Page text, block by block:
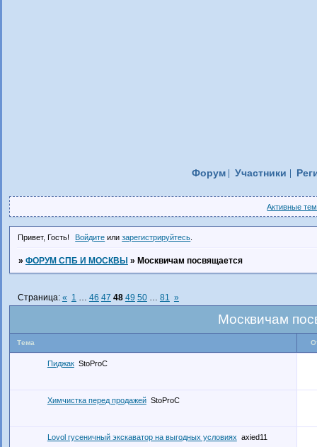
Форум Участники
Активные
Привет, Гость! Войдите илизарегистрируйтесь
» ФОРУМ СПБ И МОСКВЫ » Москвичам посвящается
Москвичам
Страница: « 1 … 46 47 48 49 50 … 81 »
Тема
Пиджак StoProC
Химчистка перед продажей StoProC
Lovol гусеничный экскаватор на выгодных условиях axied11